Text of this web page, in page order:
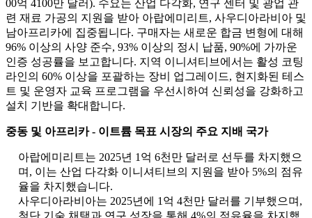
00억 4100만 달러). 수요는 산업 다각화, 연구 센터 및 광업 관
련 재료 가공의 지원을 받아 아랍에미리트, 사우디아라비아 및
남아프리카에 집중됩니다. 구매자는 새로운 합금 변형에 대해
96% 이상의 사양 준수, 93% 이상의 정시 납품, 90%에 가까운
인증 성공률을 보고합니다. 지역 이니셔티브에서는 활성 코팅
라인의 60% 이상을 포괄하는 장비 업그레이드, 현지화된 테스
트 및 운영자 교육 프로그램을 우선시하여 신뢰성을 강화하고
설치 기반을 확대합니다.
중동 및 아프리카 - 이트륨 목표 시장의 주요 지배 국가
아랍에미리트는 2025년 1억 6천만 달러로 선두를 차지했으
며, 이는 산업 다각화 이니셔티브의 지원을 받아 5%의 점유
율을 차지했습니다.
사우디아라비아는 2025년에 1억 4천만 달러를 기부했으며,
첨단 기술 채택과 연구 성장을 통해 4%의 점유율을 차지했